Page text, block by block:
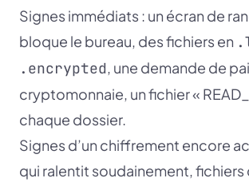
Signes immédiats : un écran de
bloque le bureau, des fichiers en
.encrypted, une demande de
cryptomonnaie, un fichier «
chaque dossier.
Signes d’un chiffrement encore
qui ralentit soudainement, fichiers